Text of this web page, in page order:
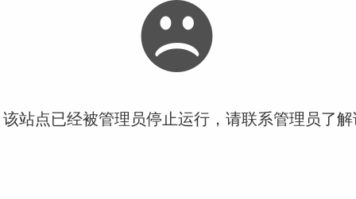
站点已经被管理员停止运行，请联系管理员了